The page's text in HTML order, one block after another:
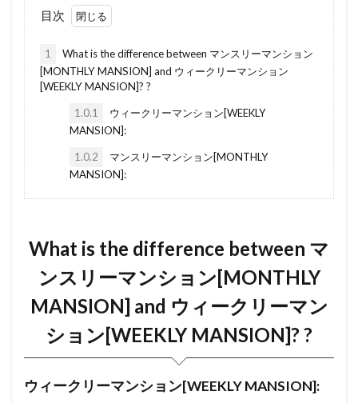
ceilingfan
all denka
All cities akiya
akan
ajinai
4LDK
2項道路
2LDK 2K 2DK
24KU
1R
business hotel
boukaheki
bunpitsu
block beh
bidet betakiso
bessou
benza
bathroom baikai hoshu
baikai
designers
developer jikugumi
hitotsubo
house maker
house cleaning
house builder
hostel
目次
1
What is the difference between マンスリーマンション
[MONTHLY MANSION] and ウィークリーマンション
[WEEKLY MANSION]? ?
1.0.1
ウィークリーマンション[WEEKLY
MANSION]:
1.0.2
マンスリーマンション[MONTHLY
MANSION]:
What is the difference between マ
ンスリーマンション[MONTHLY
MANSION] and ウィークリーマン
ション[WEEKLY MANSION]? ?
ウィークリーマンション[WEEKLY MANSION]:
ぶろっくべえ
なんぼ
なんど
なら
なげし
ないらん
ないようしょうめい ゆうびん
どうろいちしてい
どうせん とほ
はうすくりーにんぐ
はり
はめ殺し窓
はめごろしまど
はばき
はいぐうしゃこうじょ
にゅうきょしんさ
のんばんく
のりめん
のべめんせき
のうぜい しょうめいしょ
ねんまつちょうせい